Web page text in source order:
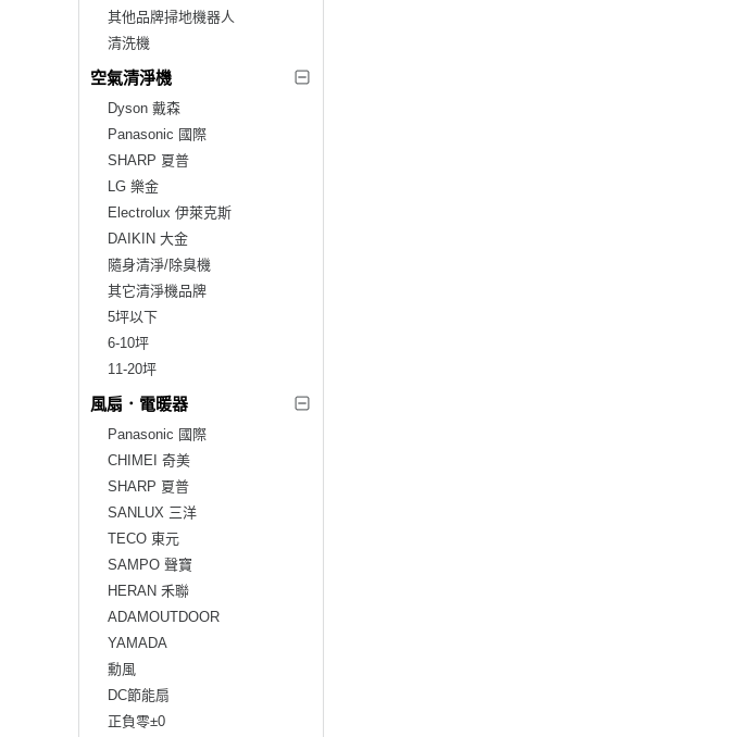
其他品牌掃地機器人
清洗機
空氣清淨機
Dyson 戴森
Panasonic 國際
SHARP 夏普
LG 樂金
Electrolux 伊萊克斯
DAIKIN 大金
隨身清淨/除臭機
其它清淨機品牌
5坪以下
6-10坪
11-20坪
風扇．電暖器
Panasonic 國際
CHIMEI 奇美
SHARP 夏普
SANLUX 三洋
TECO 東元
SAMPO 聲寶
HERAN 禾聯
ADAMOUTDOOR
YAMADA
勳風
DC節能扇
正負零±0